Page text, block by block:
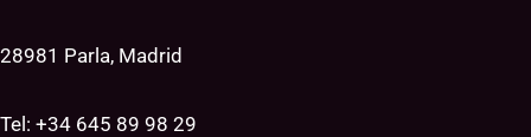
28981 Parla, Madrid
Tel: +34 645 89 98 29